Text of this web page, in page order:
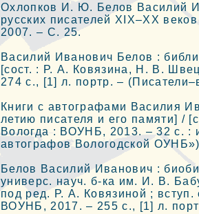
Охлопков И. Ю. Белов Василий
русских писателей XIX–XX
2007. – С. 25.
Василий Иванович Белов :
[сост. : Р. А. Ковязина, Н. В.
274 с., [1] л. портр. –
Книги с автографами Василия
летию писателя и его памяти] /
Вологда : ВОУНБ, 2013. – 32 с. :
автографов Вологодской
Белов Василий Иванович :
универс. науч. б-ка им. И. В.
под ред. Р. А. Ковязиной ;
ВОУНБ, 2017. – 255 с., [1] л.